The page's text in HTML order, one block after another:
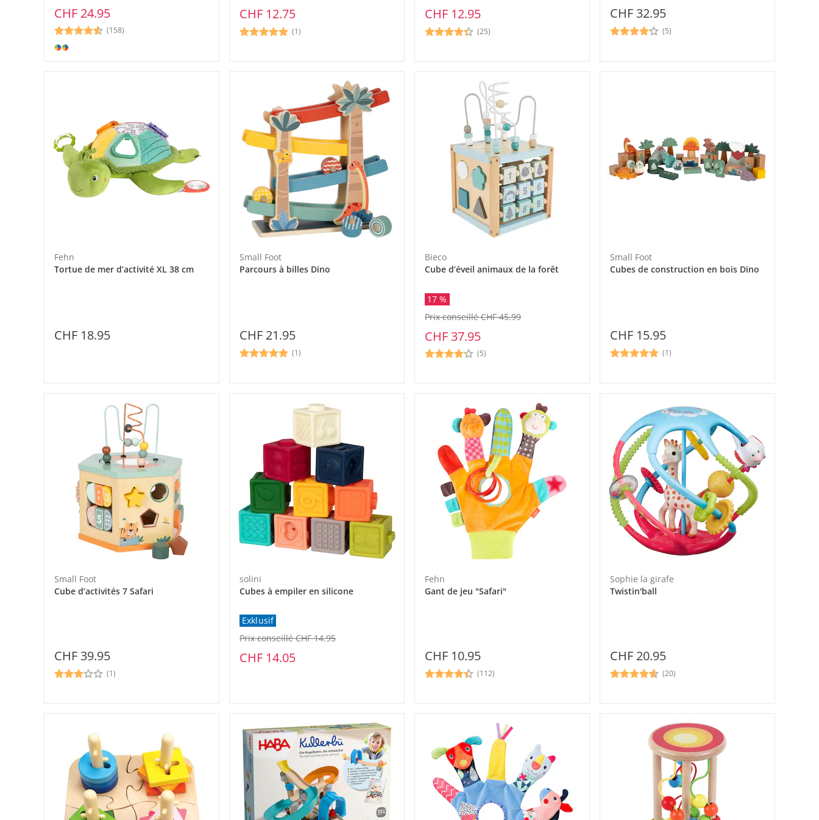
CHF 24.95
(158)
CHF 12.75
(1)
CHF 12.95
(25)
CHF 32.95
(5)
Fehn
Tortue de mer d’activité XL 38 cm
CHF 18.95
Small Foot
Parcours à billes Dino
CHF 21.95
(1)
Bieco
Cube d’éveil animaux de la forêt
17 %
CHF 37.95
Prix conseillé CHF 45.99
(5)
Small Foot
Cubes de construction en bois Dino
CHF 15.95
(1)
Small Foot
Cube d’activités 7 Safari
CHF 39.95
(1)
solini
Cubes à empiler en silicone
Exklusif
CHF 14.05
Prix conseillé CHF 14.95
Fehn
Gant de jeu "Safari"
CHF 10.95
(112)
Sophie la girafe
Twistin'ball
CHF 20.95
(20)